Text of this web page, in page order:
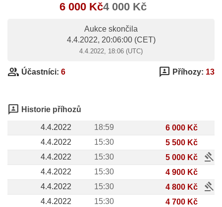
6 000 Kč4 000 Kč
Aukce skončila
4.4.2022, 20:06:00(CET)
4.4.2022, 18:06 (UTC)
group Účastníci: 6 3p Příhozy: 13
3p Historie příhozů
4.4.2022 18:59
6 000 Kč
4.4.2022
15:30
5 500 Kč
4.4.2022
15:30 5 000 Kč gavel
4.4.2022 15:30
4 900 Kč
4.4.2022
15:30 4 800 Kč gavel
4.4.2022 15:30
4 700 Kč